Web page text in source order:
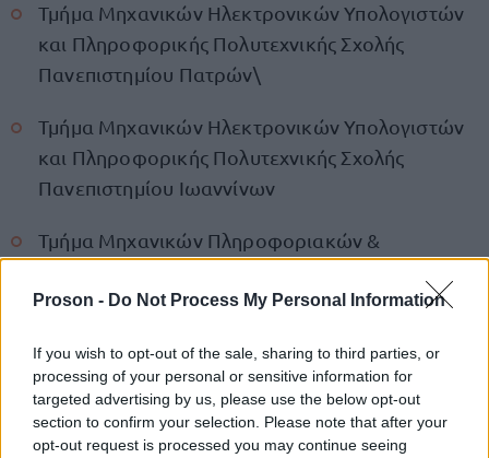
Proson - Do Not Process My Personal Information
If you wish to opt-out of the sale, sharing to third parties, or
processing of your personal or sensitive information for
targeted advertising by us, please use the below opt-out
section to confirm your selection. Please note that after your
opt-out request is processed you may continue seeing
Τμήμα Μηχανικών Ηλεκτρονικών Υπολογιστών
και Πληροφορικής Πολυτεχνικής Σχολής
Πανεπιστημίου Πατρών\
Τμήμα Μηχανικών Ηλεκτρονικών Υπολογιστών
και Πληροφορικής Πολυτεχνικής Σχολής
Πανεπιστημίου Ιωαννίνων
Τμήμα Μηχανικών Πληροφοριακών &
Σχολής Πανεπιστημίου Αιγαίου (Σάμος)
(Τμήμα Μηχανικών Πληροφορικής και
Τηλεπικοινωνιών Πολυτεχνικής Σχολής
Πανεπιστημίου Δυτικής Μακεδονίας